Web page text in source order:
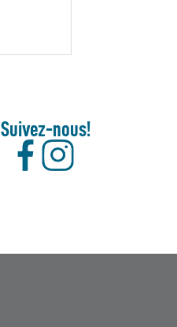
Suivez-nous!